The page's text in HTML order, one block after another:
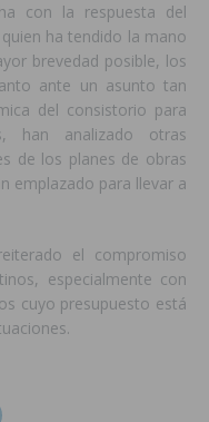
con la respuesta del
ha tendido la mano
brevedad posible, los
ante un asunto tan
del consistorio para
han analizado otras
de los planes de obras
emplazado para llevar a
el compromiso
especialmente con
cuyo presupuesto está